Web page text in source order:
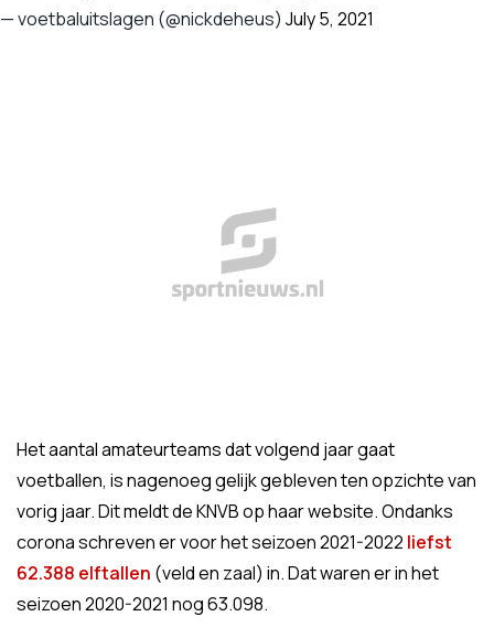
— voetbaluitslagen (@nickdeheus) July 5, 2021
Het aantal amateurteams dat volgend jaar gaat
voetballen, is nagenoeg gelijk gebleven ten opzichte van
vorig jaar. Dit meldt de KNVB op haar website. Ondanks
corona schreven er voor het seizoen 2021-2022 liefst
62.388 elftallen (veld en zaal) in. Dat waren er in het
seizoen 2020-2021 nog 63.098.